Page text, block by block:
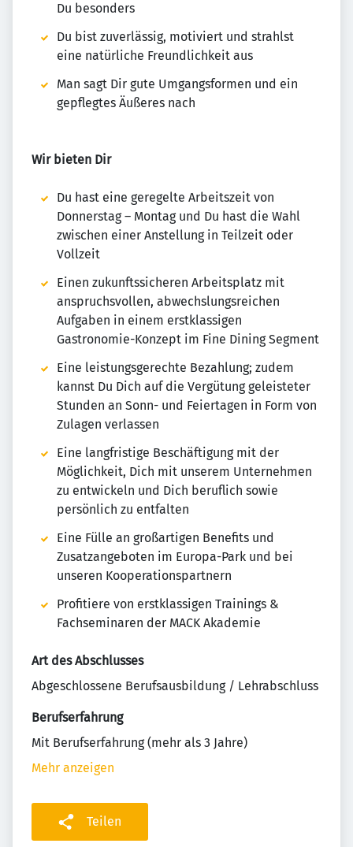
Du besonders
Du bist zuverlässig, motiviert und strahlst
eine natürliche Freundlichkeit aus
Man sagt Dir gute Umgangsformen und ein
gepflegtes Äußeres nach
Wir bieten Dir
Du hast eine geregelte Arbeitszeit von
Donnerstag – Montag und Du hast die Wahl
zwischen einer Anstellung in Teilzeit oder
Vollzeit
Einen zukunftssicheren Arbeitsplatz mit
anspruchsvollen, abwechslungsreichen
Aufgaben in einem erstklassigen
Gastronomie-Konzept im Fine Dining Segment
Eine leistungsgerechte Bezahlung; zudem
kannst Du Dich auf die Vergütung geleisteter
Stunden an Sonn- und Feiertagen in Form von
Zulagen verlassen
Eine langfristige Beschäftigung mit der
Möglichkeit, Dich mit unserem Unternehmen
zu entwickeln und Dich beruflich sowie
persönlich zu entfalten
Eine Fülle an großartigen Benefits und
Zusatzangeboten im Europa-Park und bei
unseren Kooperationspartnern
Profitiere von erstklassigen Trainings &
Fachseminaren der MACK Akademie
Art des Abschlusses
Abgeschlossene Berufsausbildung / Lehrabschluss
Berufserfahrung
Mit Berufserfahrung (mehr als 3 Jahre)
Mehr anzeigen
Teilen